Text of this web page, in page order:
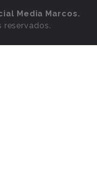
Media Marcos.
reservados.